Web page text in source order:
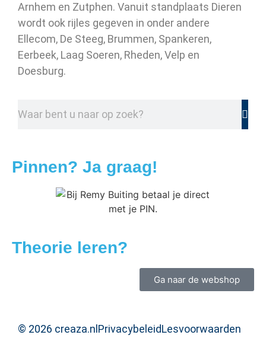
Arnhem en Zutphen. Vanuit standplaats Dieren
wordt ook rijles gegeven in onder andere
Ellecom, De Steeg, Brummen, Spankeren,
Eerbeek, Laag Soeren, Rheden, Velp en
Doesburg.
Pinnen? Ja graag!
Theorie leren?
Ga naar de webshop
© 2026 creaza.nlPrivacybeleidLesvoorwaarden